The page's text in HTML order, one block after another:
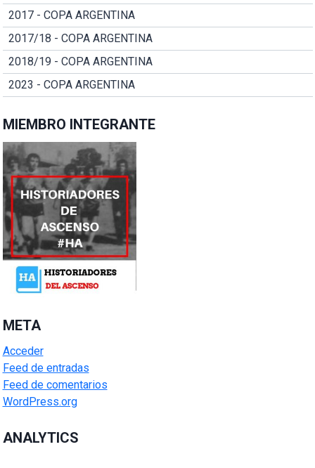
2017 - COPA ARGENTINA
2017/18 - COPA ARGENTINA
2018/19 - COPA ARGENTINA
2023 - COPA ARGENTINA
MIEMBRO INTEGRANTE
META
Acceder
Feed de entradas
Feed de comentarios
WordPress.org
ANALYTICS